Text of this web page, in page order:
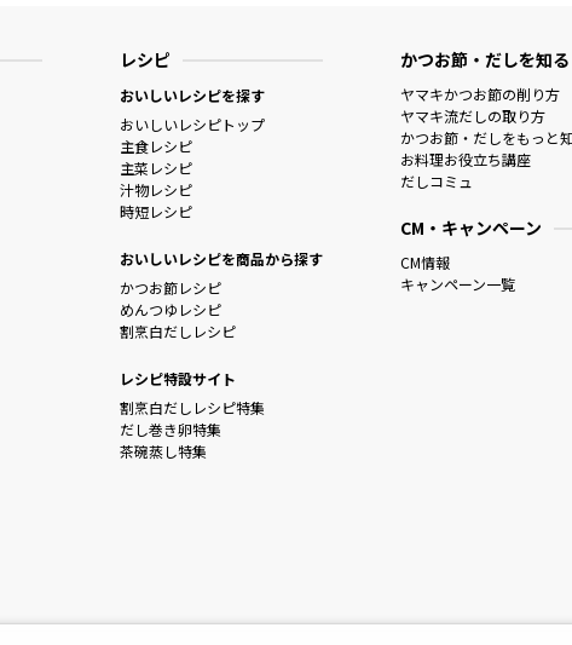
レシピ
おいしいレシピを探す
おいしいレシピトップ
主食レシピ
主菜レシピ
汁物レシピ
時短レシピ
おいしいレシピを商品から探す
かつお節レシピ
めんつゆレシピ
割烹白だしレシピ
レシピ特設サイト
割烹白だしレシピ特集
だし巻き卵特集
茶碗蒸し特集
かつお節・だしを知
ヤマキかつお節の削り方
ヤマキ流だしの取り方
かつお節・だしをもっと
お料理お役立ち講座
だしコミュ
CM・キャンペーン
CM情報
キャンペーン一覧